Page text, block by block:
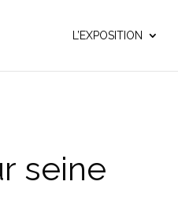
L’EXPOSITION
seine